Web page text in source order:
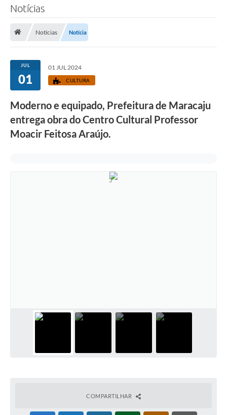
LGPD
Licitações
Transparência
Publicações
Plano Municipal de Enfrentamento da Pandemia em
Decorrência de COVID-19 Educação - Adesão ao
Downloads
Notícias
Notícias Notícia
JUL
01
01 JUL 2024
CULTURA
Moderno e equipado, Prefeitura de Maracaju
entrega obra do Centro Cultural Professor
Moacir Feitosa Araújo.
COMPARTILHAR